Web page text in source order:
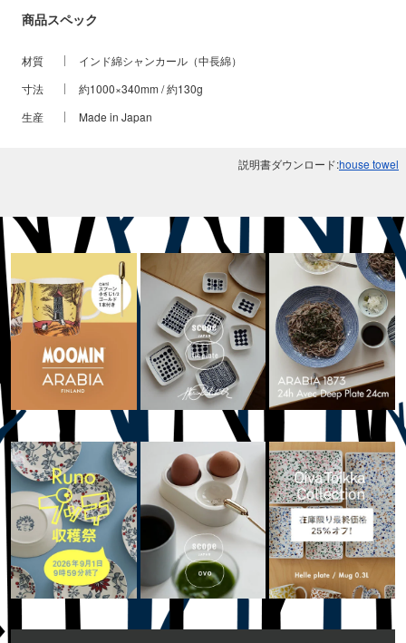
商品スペック
材質
インド綿シャンカール（中長綿）
寸法
約1000×340mm / 約130g
生産
Made in Japan
説明書ダウンロード:house towel